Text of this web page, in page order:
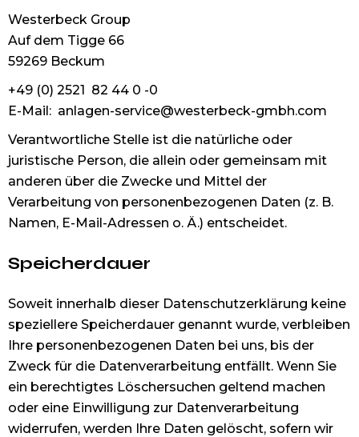
Westerbeck Group
Auf dem Tigge 66
59269 Beckum
+49 (0) 2521 82 44 0 -0
E-Mail: anlagen-service@westerbeck-gmbh.com
Verantwortliche Stelle ist die natürliche oder
juristische Person, die allein oder gemeinsam mit
anderen über die Zwecke und Mittel der
Verarbeitung von personenbezogenen Daten (z. B.
Namen, E-Mail-Adressen o. Ä.) entscheidet.
Speicherdauer
Soweit innerhalb dieser Datenschutzerklärung keine
speziellere Speicherdauer genannt wurde, verbleiben
Ihre personenbezogenen Daten bei uns, bis der
Zweck für die Datenverarbeitung entfällt. Wenn Sie
ein berechtigtes Löschersuchen geltend machen
oder eine Einwilligung zur Datenverarbeitung
widerrufen, werden Ihre Daten gelöscht, sofern wir